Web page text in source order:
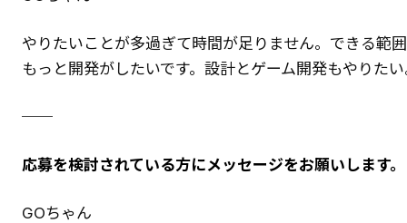
やりたいことが多過ぎて時間が足りません。できる範
もっと開発がしたいです。設計とゲーム開発もやりた
──
応募を検討されている方にメッセージをお願いします。
GOちゃん